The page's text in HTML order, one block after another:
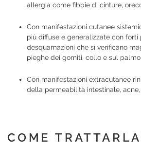
allergia come fibbie di cinture,
Con manifestazioni cutanee
più diffuse e generalizzate con forti
desquamazioni che si verificano
pieghe dei gomiti, collo e sul
Con manifestazioni extracutanee
della permeabilità intestinale,
COME